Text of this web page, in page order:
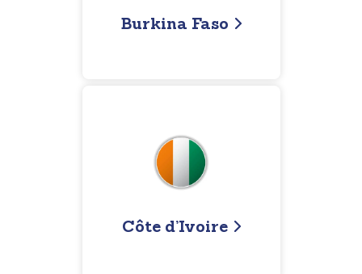
Burkina Faso
Côte d’Ivoire